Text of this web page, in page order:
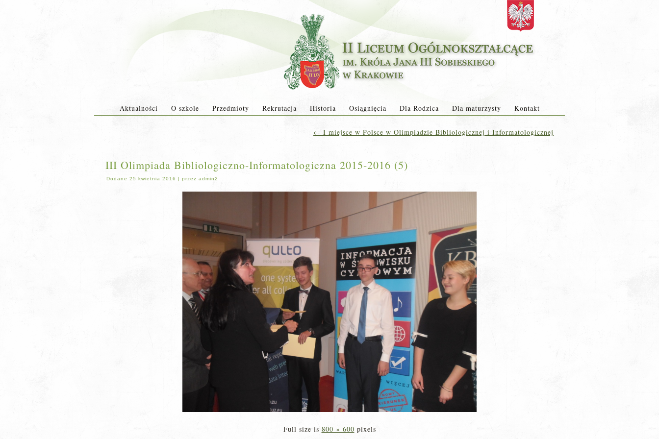
Aktualności O szkole Przedmioty Rekrutacja Historia Osiągnięcia Dla Rodzica Dla maturzysty Kontakt
← I miejsce w Polsce w Olimpiadzie Bibliologicznej i Informatologicznej
III Olimpiada Bibliologiczno-Informatologiczna 2015-2016 (5)
Dodane 25 kwietnia 2016 | przez admin2
Full size is 800 × 600 pixels